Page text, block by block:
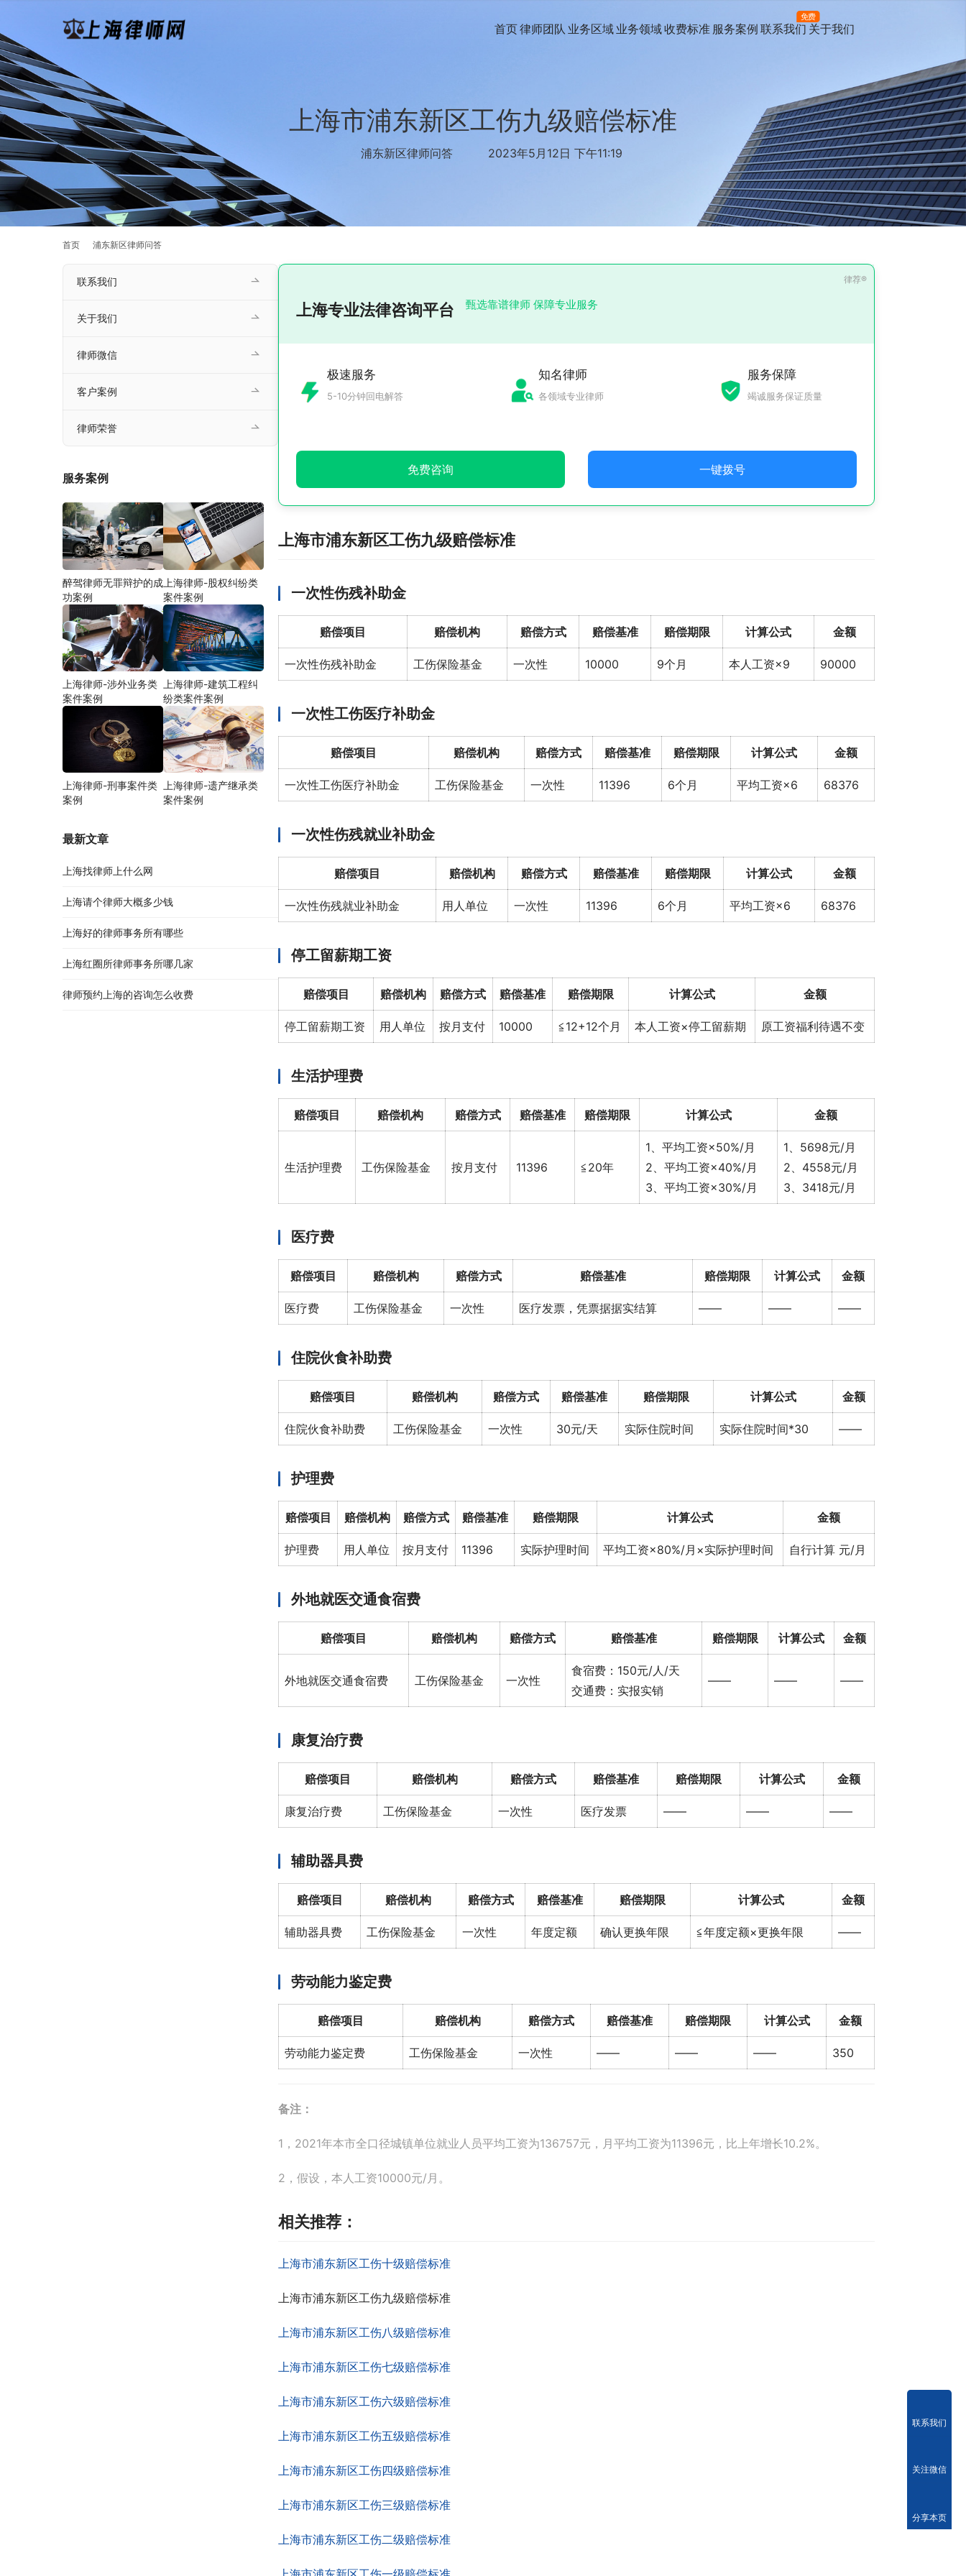
首页律师团队 业务区域 业务领域收费标准 服务案例 联系我们
免费
关于我们
上海市浦东新区工伤九级赔偿标准
浦东新区律师问答 2023年5月12日 下午11:19
首页 浦东新区律师问答
上海专业法律咨询平台 甄选靠谱律师 保障专业服务
极速服务
5-10分钟回电解答
知名律师
各领域专业律师
服务保障
竭诚服务保证质量
免费咨询 一键拨号
上海市浦东新区工伤九级赔偿标准
一次性伤残补助金
赔偿项目 赔偿机构 赔偿方式 赔偿基准 赔偿期限 计算公式 金额
一次性伤残补助金 工伤保险基金 一次性 10000 9个月 本人工资×9 90000
一次性工伤医疗补助金
赔偿项目 赔偿机构 赔偿方式 赔偿基准 赔偿期限 计算公式 金额
一次性工伤医疗补助金 工伤保险基金 一次性 11396 6个月 平均工资×6 68376
一次性伤残就业补助金
赔偿项目 赔偿机构 赔偿方式 赔偿基准 赔偿期限 计算公式 金额
一次性伤残就业补助金 用人单位 一次性 11396 6个月 平均工资×6 68376
停工留薪期工资
赔偿项目 赔偿机构 赔偿方式 赔偿基准 赔偿期限 计算公式 金额
停工留薪期工资 用人单位 按月支付 10000 ≦12+12个月 本人工资×停工留薪期 原工资福利待遇不变
生活护理费
赔偿项目 赔偿机构 赔偿方式 赔偿基准 赔偿期限 计算公式 金额
生活护理费 工伤保险基金 按月支付 11396 ≦20年
1、平均工资×50%/月
2、平均工资×40%/月
3、平均工资×30%/月
1、5698元/月
2、4558元/月
3、3418元/月
医疗费
赔偿项目 赔偿机构 赔偿方式 赔偿基准 赔偿期限 计算公式 金额
医疗费 工伤保险基金 一次性 医疗发票，凭票据据实结算 —— —— ——
住院伙食补助费
赔偿项目 赔偿机构 赔偿方式 赔偿基准 赔偿期限 计算公式 金额
住院伙食补助费 工伤保险基金 一次性 30元/天 实际住院时间 实际住院时间*30 ——
护理费
赔偿项目 赔偿机构 赔偿方式 赔偿基准 赔偿期限 计算公式 金额
护理费 用人单位 按月支付 11396 实际护理时间 平均工资×80%/月×实际护理时间 自行计算 元/月
外地就医交通食宿费
赔偿项目 赔偿机构 赔偿方式 赔偿基准 赔偿期限 计算公式 金额
外地就医交通食宿费 工伤保险基金 一次性
食宿费：150元/人/天
交通费：实报实销
—— —— ——
康复治疗费
赔偿项目 赔偿机构 赔偿方式 赔偿基准 赔偿期限 计算公式 金额
康复治疗费 工伤保险基金 一次性 医疗发票 —— —— ——
辅助器具费
赔偿项目 赔偿机构 赔偿方式 赔偿基准 赔偿期限 计算公式 金额
辅助器具费 工伤保险基金 一次性 年度定额 确认更换年限 ≦年度定额×更换年限 ——
劳动能力鉴定费
赔偿项目 赔偿机构 赔偿方式 赔偿基准 赔偿期限 计算公式 金额
劳动能力鉴定费 工伤保险基金 一次性 —— —— —— 350
备注：
1，2021年本市全口径城镇单位就业人员平均工资为136757元，月平均工资为11396元，比上年增长10.2%。
2，假设，本人工资10000元/月。
相关推荐：
上海市浦东新区工伤十级赔偿标准
上海市浦东新区工伤九级赔偿标准
上海市浦东新区工伤八级赔偿标准
上海市浦东新区工伤七级赔偿标准
上海市浦东新区工伤六级赔偿标准
上海市浦东新区工伤五级赔偿标准
上海市浦东新区工伤四级赔偿标准
上海市浦东新区工伤三级赔偿标准
上海市浦东新区工伤二级赔偿标准
联系我们
关于我们
律师微信
客户案例
律师荣誉
服务案例
醉驾律师无罪辩护的成
功案例
上海律师-股权纠纷类
案件案例
上海律师-涉外业务类
案件案例
上海律师-建筑工程纠
纷类案件案例
上海律师-刑事案件类
案例
上海律师-遗产继承类
案件案例
最新文章
上海找律师上什么网
上海请个律师大概多少钱
上海好的律师事务所有哪些
上海红圈所律师事务所哪几家
律师预约上海的咨询怎么收费
联系我们
关注微信
分享本页